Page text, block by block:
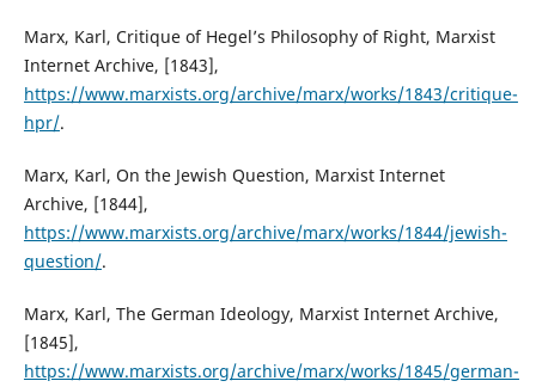
Marx, Karl, Critique of Hegel’s Philosophy of Right, Marxist
Internet Archive, [1843],
https://www.marxists.org/archive/marx/works/1843/critique-
hpr/.
Marx, Karl, On the Jewish Question, Marxist Internet
Archive, [1844],
https://www.marxists.org/archive/marx/works/1844/jewish-
question/.
Marx, Karl, The German Ideology, Marxist Internet Archive,
[1845],
https://www.marxists.org/archive/marx/works/1845/german-